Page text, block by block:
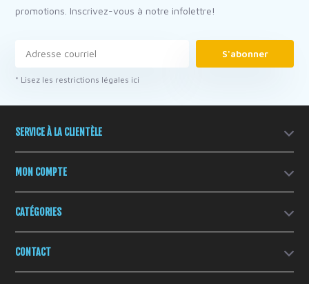
promotions. Inscrivez-vous à notre infolettre!
S'abonner
* Lisez les restrictions légales ici
SERVICE À LA CLIENTÈLE
MON COMPTE
CATÉGORIES
CONTACT